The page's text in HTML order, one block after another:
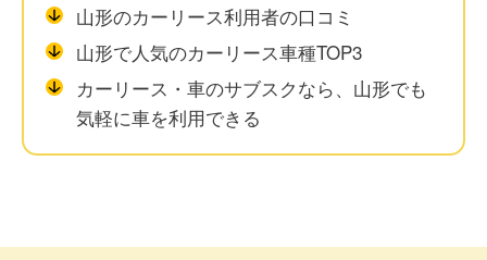
山形のカーリース利用者の口コミ
山形で人気のカーリース車種TOP3
カーリース・車のサブスクなら、山形でも
気軽に車を利用できる